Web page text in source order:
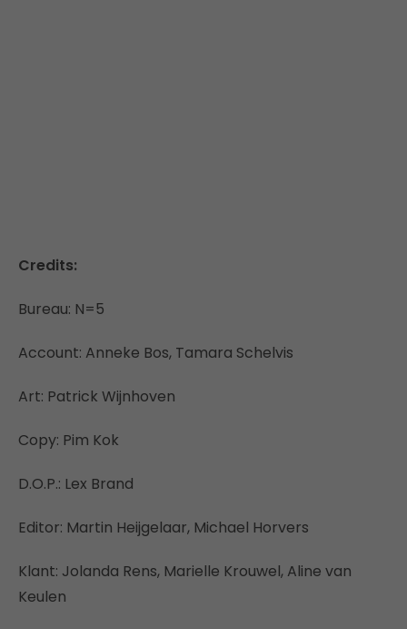
Credits:
Bureau: N=5
Account: Anneke Bos, Tamara Schelvis
Art: Patrick Wijnhoven
Copy: Pim Kok
D.O.P.: Lex Brand
Editor: Martin Heijgelaar, Michael Horvers
Klant: Jolanda Rens, Marielle Krouwel, Aline van
Keulen